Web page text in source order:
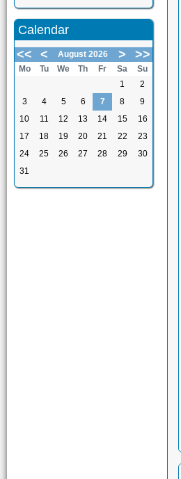
Calendar
<<
< August 2026 > >>
Mo Tu We Th Fr Sa
Su
1
2
3
4 5 6 7 8
9
10
11 12 13 14 15
16
17
18 19 20 21 22
23
24
25 26 27 28 29
30
31